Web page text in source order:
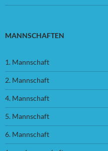
MANNSCHAFTEN
1. Mannschaft
2. Mannschaft
4. Mannschaft
5. Mannschaft
6. Mannschaft